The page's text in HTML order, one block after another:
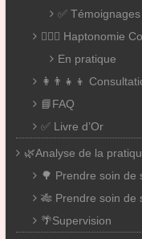
✅ Témoignages
👨‍❤️‍👨 Haptonomie
En pratique
👩‍👨‍👧‍👦
📘FAQ
✅ Livre d’Or
🌿Analyse de la
🌳 Prendre soin de
🎋 Prendre soin de
🌴Supervision